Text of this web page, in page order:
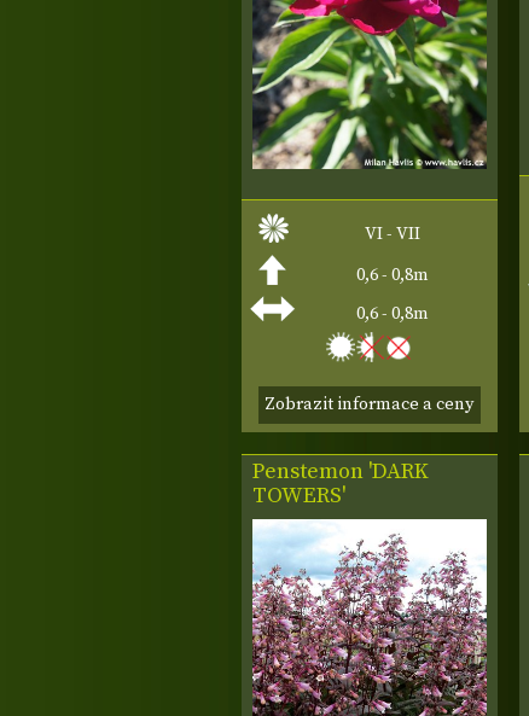
VI - VII
0,6 - 0,8m
0,6 - 0,8m
Zobrazit informace a ceny
Penstemon 'DARK
TOWERS'